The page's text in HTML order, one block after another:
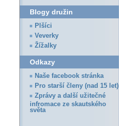
Blogy družin
Plšíci
Veverky
Žížalky
Odkazy
Naše facebook stránka
Pro starší členy (nad 15 let)
Zprávy a další užitečné
infromace ze skautského
světa